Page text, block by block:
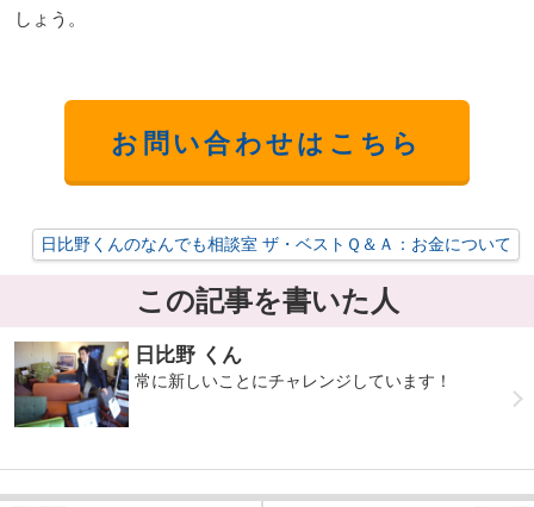
しょう。
お問い合わせはこちら
日比野くんのなんでも相談室 ザ・ベストＱ＆Ａ：お金について
この記事を書いた人
日比野 くん
常に新しいことにチャレンジしています！